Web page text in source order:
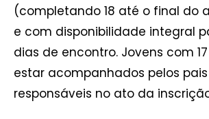
(completando 18 até o final do
e com disponibilidade integral
dias de encontro. Jovens com
estar acompanhados pelos
responsáveis no ato da